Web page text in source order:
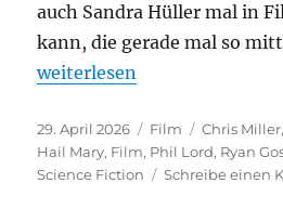
auch Sandra Hüller mal in
kann, die gerade mal so
„Der Astronaut – Project
weiterlesen
Veröffentlicht
am
29. April 2026 Kategorien
Film Chris Miller,
Hail Mary, Film, Phil Lord, Ryan
Science Fiction
Schreibe einen